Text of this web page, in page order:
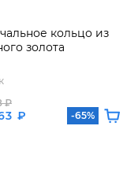
кольцо из
золота
₽
₽
-65%